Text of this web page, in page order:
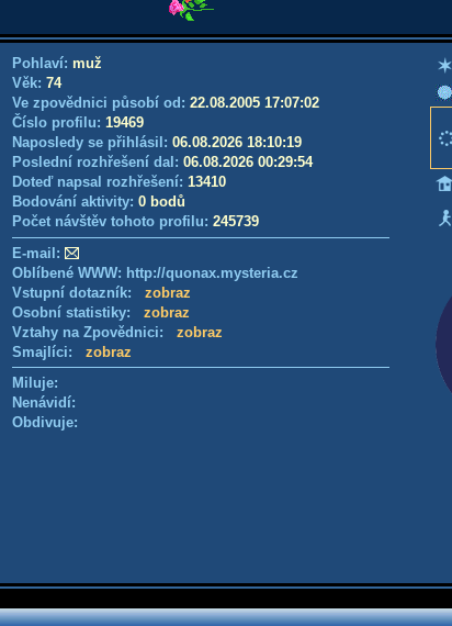
Pohlaví: muž
Věk: 74
Ve zpovědnici působí od: 22.08.2005 17:07:02
Číslo profilu: 19469
Naposledy se přihlásil: 06.08.2026 18:10:19
Poslední rozhřešení dal: 06.08.2026 00:29:54
Doteď napsal rozhřešení: 13410
Bodování aktivity: 0 bodů
Počet návštěv tohoto profilu: 245739
E-mail:
Oblíbené WWW: http://quonax.mysteria.cz
Vstupní dotazník: zobraz
Osobní statistiky: zobraz
Vztahy na Zpovědnici: zobraz
Smajlíci: zobraz
Miluje:
Nenávidí:
Obdivuje: